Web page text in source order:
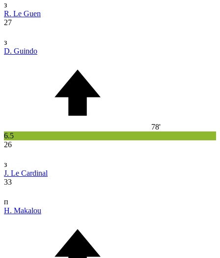
з
R. Le Guen
27
з
D. Guindo
78'
6.5
26
з
J. Le Cardinal
33
п
H. Makalou